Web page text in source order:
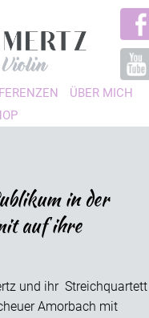
ÜBER MICH
in der
auf ihre
und ihr Streichquartett
Amorbach mit